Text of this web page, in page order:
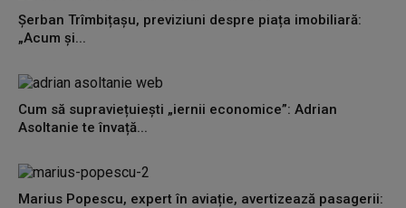
Șerban Trîmbițașu, previziuni despre piața imobiliară:
„Acum și...
Cum să supraviețuiești „iernii economice”: Adrian
Asoltanie te învață...
Marius Popescu, expert în aviație, avertizează pasagerii: